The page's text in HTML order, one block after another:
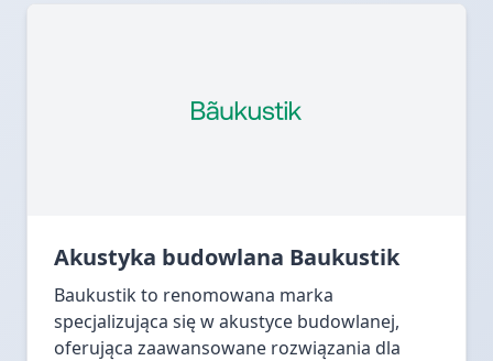
Akustyka budowlana Baukustik
Baukustik to renomowana marka
specjalizująca się w akustyce budowlanej,
oferująca zaawansowane rozwiązania dla